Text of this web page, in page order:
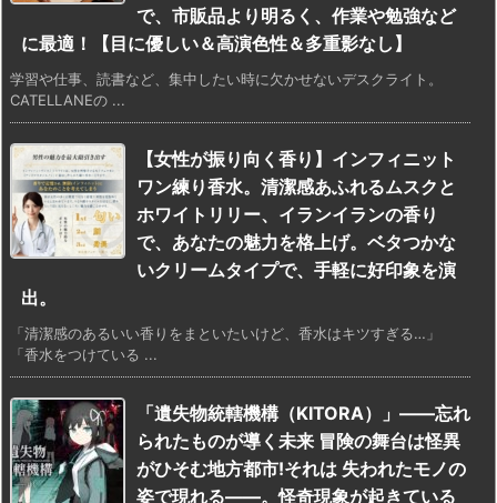
で、市販品より明るく、作業や勉強など
に最適！【目に優しい＆高演色性＆多重影なし】
学習や仕事、読書など、集中したい時に欠かせないデスクライト。
CATELLANEの ...
【女性が振り向く香り】インフィニット
ワン練り香水。清潔感あふれるムスクと
ホワイトリリー、イランイランの香り
で、あなたの魅力を格上げ。ベタつかな
いクリームタイプで、手軽に好印象を演
出。
「清潔感のあるいい香りをまといたいけど、香水はキツすぎる…」
「香水をつけている ...
「遺失物統轄機構（KITORA）」——忘れ
られたものが導く未来 冒険の舞台は怪異
がひそむ地方都市!それは 失われたモノの
姿で現れる――。怪奇現象が起きている